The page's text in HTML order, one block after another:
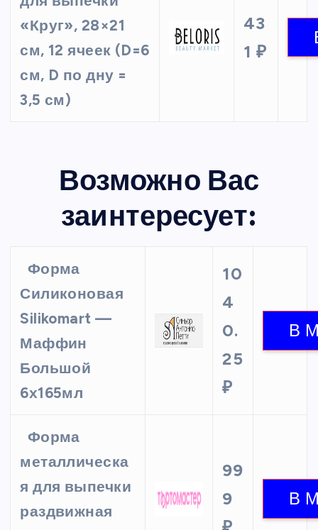
«Круг», 28×21
см, 12 ячеек (D=6
см, D по дну =
3,5 см)
43
1 ₽
Возможно Вас
заинтересует:
Форма
Силиконовая
Silikomart —
Маффин
Большой
6х165мл
10
4
0.
25
₽
Форма
металлическа
я для выпечки
раздвижная
99
9